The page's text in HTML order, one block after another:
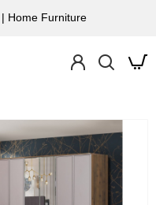
Home Furniture